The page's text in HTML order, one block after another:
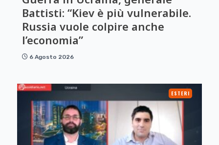
Battisti: “Kiev è più vulnerabile.
Russia vuole colpire anche
l’economia”
6 Agosto 2026
ESTERI